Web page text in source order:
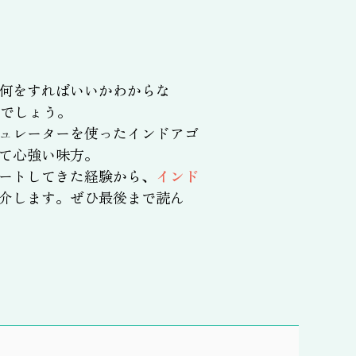
をすればいいかわからな
しょう。
レーターを使ったインドアゴ
強い味方。
してきた経験から、 インド
します。ぜひ最後まで読ん